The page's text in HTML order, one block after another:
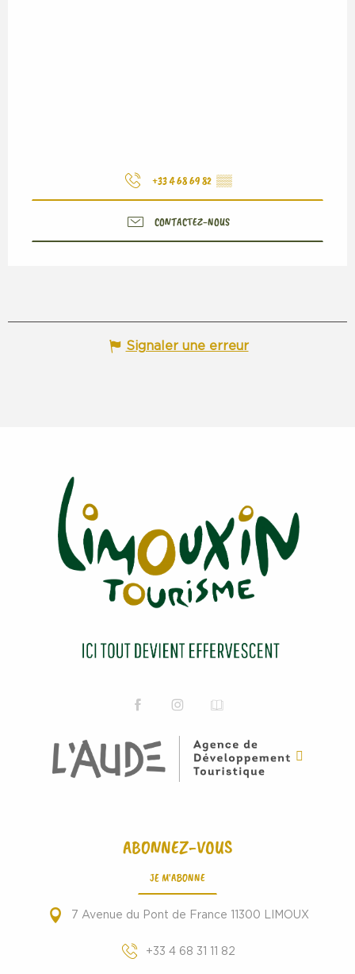
+33 4 68 69 82 ▒▒
CONTACTEZ-NOUS
Signaler une erreur
ABONNEZ-VOUS
JE M'ABONNE
7 Avenue du Pont de France 11300 LIMOUX
+33 4 68 31 11 82